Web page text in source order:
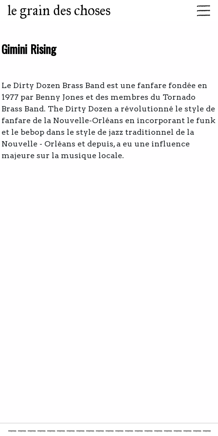
le grain des choses
Gimini Rising
Le Dirty Dozen Brass Band est une fanfare fondée en
1977 par Benny Jones et des membres du Tornado
Brass Band. The Dirty Dozen a révolutionné le style de
fanfare de la Nouvelle-Orléans en incorporant le funk
et le bebop dans le style de jazz traditionnel de la
Nouvelle - Orléans et depuis, a eu une influence
majeure sur la musique locale.